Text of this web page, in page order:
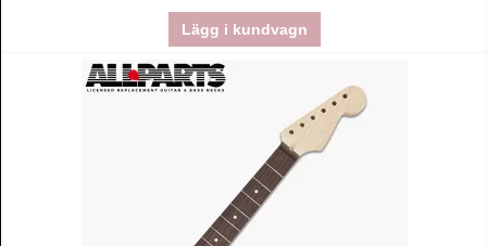
Lägg i kundvagn